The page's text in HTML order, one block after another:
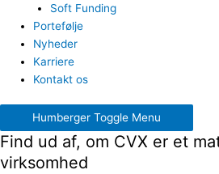
Soft Funding
Portefølje
Nyheder
Karriere
Kontakt os
Humberger Toggle Menu
Find ud af, om CVX er et
virksomhed